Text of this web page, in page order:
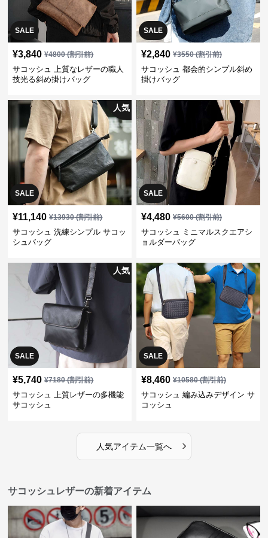
SALE
¥3,840 ¥4800(割引前)
サコッシュ 上質なレザーの職人
技光る斜め掛けバッグ
SALE
¥2,840 ¥3550(割引前)
サコッシュ 都会的シンプル斜め
掛けバッグ
SALE
人気
¥11,140 ¥13930(割引前)
サコッシュ 洗練シンプル サコッ
シュバッグ
SALE
¥4,480 ¥5600(割引前)
サコッシュ ミニマルスクエアシ
ョルダーバッグ
SALE
人気
¥5,740 ¥7180(割引前)
サコッシュ 上質レザーの多機能
サコッシュ
SALE
¥8,460 ¥10580(割引前)
サコッシュ 編み込みデザイン サ
コッシュ
人気アイテム一覧へ ›
サコッシュレザーの新着アイテム